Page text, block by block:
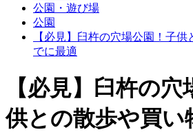
公園・遊び場
公園
【必見】臼杵の穴場公園！子
でに最適
【必見】臼杵の
供との散歩や買い